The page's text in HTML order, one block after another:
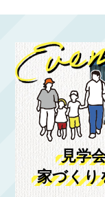
見学
家づくり